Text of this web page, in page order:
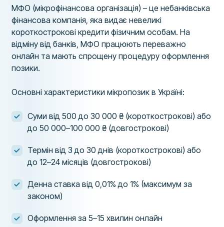
МФО (мікрофінансова організація) – це небанківська
фінансова компанія, яка видає невеликі
короткострокові кредити фізичним особам. На
відміну від банків, МФО працюють переважно
онлайн та мають спрощену процедуру оформлення
позики.
Основні характеристики мікропозик в Україні:
Суми від 500 до 30 000 ₴ (короткострокові) або
до 50 000–100 000 ₴ (довгострокові)
Термін від 3 до 30 днів (короткострокові) або
до 12–24 місяців (довгострокові)
Денна ставка від 0,01% до 1% (максимум за
законом)
Оформлення за 5–15 хвилин онлайн